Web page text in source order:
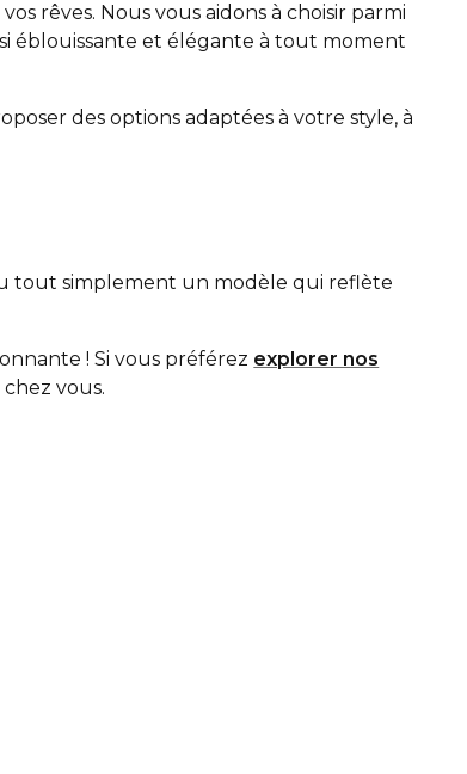
rêves. Nous vous aidons à choisir parmi
éblouissante et élégante à tout moment
des options adaptées à votre style, à
tout simplement un modèle qui reflète
! Si vous préférez explorer nos
vous.